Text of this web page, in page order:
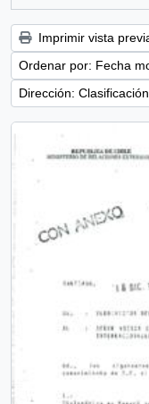
Imprimir vista
Ordenar por: Fecha
Dirección: